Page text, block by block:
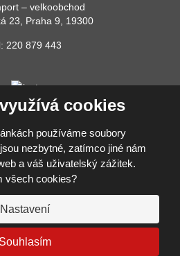
cookies
používáme soubory
nezbytné, zatímco jiné nám
a váš uživatelský zážitek.
všech cookies?
Nastavení
Souhlasím
– velkoobchod
23, Praha 9, 19300
220 879 443
PECHAR s.r.o.
osobních údajů
Přihlásit se
MasterCard